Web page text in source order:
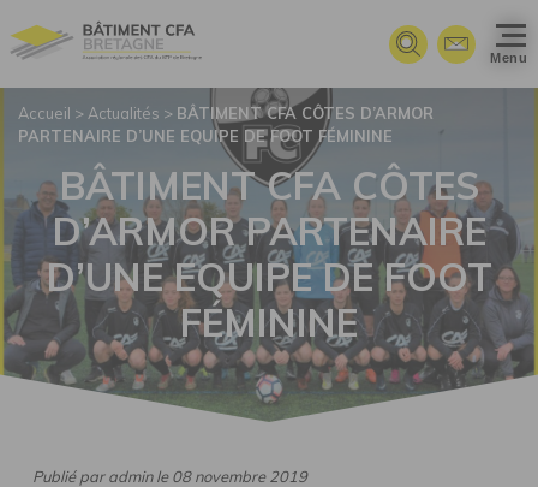
Menu
Accueil > Actualités > BÂTIMENT CFA CÔTES D’ARMOR
PARTENAIRE D’UNE EQUIPE DE FOOT FÉMININE
BÂTIMENT CFA CÔTES
D’ARMOR PARTENAIRE
D’UNE EQUIPE DE FOOT
FÉMININE
Publié par admin le 08 novembre 2019